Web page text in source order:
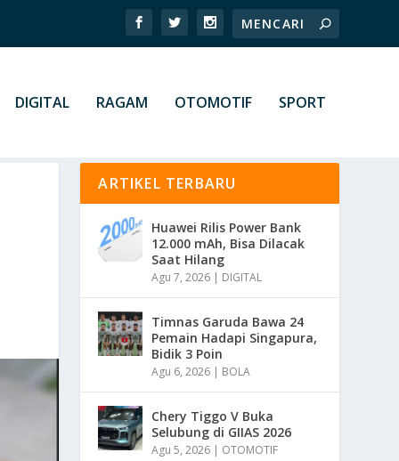
DIGITAL RAGAM OTOMOTIF SPORT
ARTIKEL TERBARU
Huawei Rilis Power Bank
12.000 mAh, Bisa Dilacak
Saat Hilang
Agu 7, 2026 | DIGITAL
Timnas Garuda Bawa 24
Pemain Hadapi Singapura,
Bidik 3 Poin
Agu 6, 2026 | BOLA
Chery Tiggo V Buka
Selubung di GIIAS 2026
Agu 5, 2026 | OTOMOTIF